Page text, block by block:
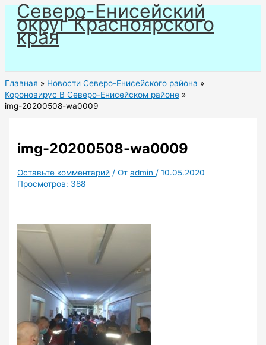
Перейти
содержимому
Северо-Енисейский
округ Красноярского
края
Главная
Новости Северо-Енисейского района
Короновирус В Северо-Енисейском районе
img-20200508-wa0009
img-20200508-wa0009
Оставьте комментарий / Отadmin /10.05.2020
Просмотров: 388